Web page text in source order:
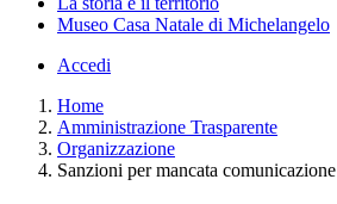
Museo Casa Natale di Michelangelo
Accedi
Home
Amministrazione Trasparente
Organizzazione
Sanzioni per mancata